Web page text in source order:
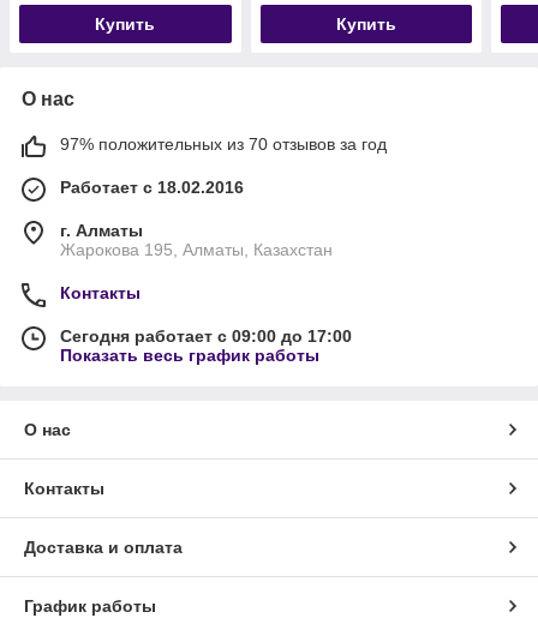
Купить Купить
О нас
97% положительных из 70 отзывов за год
Работает с 18.02.2016
г. Алматы
Жарокова 195, Алматы, Казахстан
Контакты
Сегодня работает с 09:00 до 17:00
Показать весь график работы
О нас
Контакты
Доставка и оплата
График работы